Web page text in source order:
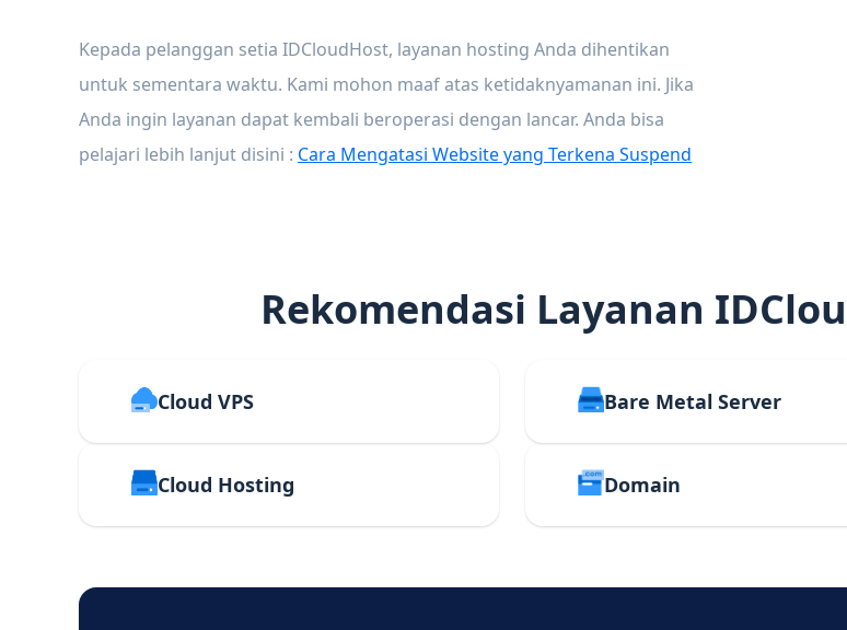
Kepada pelanggan setia IDCloudHost, layanan hosting Anda dihentikan
untuk sementara waktu. Kami mohon maaf atas ketidaknyamanan ini. Jika
Anda ingin layanan dapat kembali beroperasi dengan lancar. Anda bisa
pelajari lebih lanjut disini : Cara Mengatasi Website yang Terkena Suspend
Rekomendasi Layanan
Cloud VPS Bare Metal Server
Cloud Hosting Domain